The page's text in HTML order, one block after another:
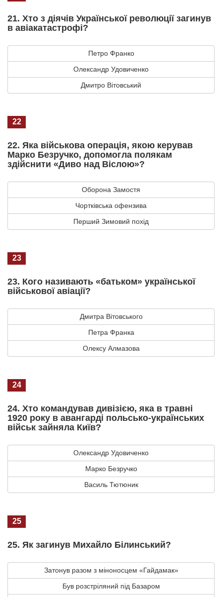
21. Хто з діячів Української революції загинув
в авіакатастрофі?
Петро Франко
Олександр Удовиченко
Дмитро Вітовський
22
22. Яка військова операція, якою керував
Марко Безручко, допомогла полякам
здійснити «Диво над Віслою»?
Оборона Замостя
Чортківська офензива
Перший Зимовий похід
23
23. Кого називають «батьком» української
військової авіації?
Дмитра Вітовського
Петра Франка
Олексу Алмазова
24
24. Хто командував дивізією, яка в травні
1920 року в авангарді польсько-українських
військ зайняла Київ?
Олександр Удовиченко
Марко Безручко
Василь Тютюник
25
25. Як загинув Михайло Білинський?
Затонув разом з міноносцем «Гайдамак»
Був розстріляний під Базаром